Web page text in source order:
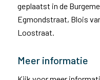
geplaatst in de
Egmondstraat, Blois
Loostraat.
Meer informatie